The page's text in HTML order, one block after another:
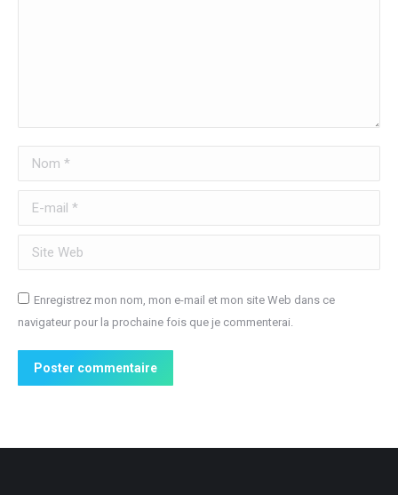
Nom *
E-mail *
Site Web
Enregistrez mon nom, mon e-mail et mon site Web dans ce
navigateur pour la prochaine fois que je commenterai.
Poster commentaire